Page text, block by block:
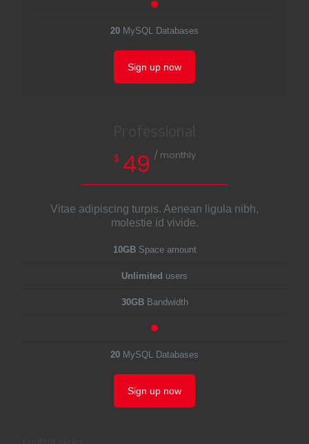
20 MySQL Databases
Sign up now
$ 49 / monthly
Vitae adipiscing turpis. Aenean ligula nibh,
molestie id vivide.
10GBSpace amount
Unlimited users
30GBBandwidth
20 MySQL Databases
Sign up now